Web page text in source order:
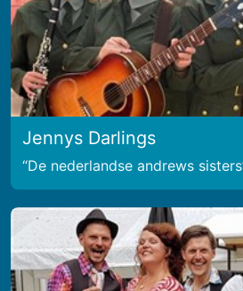
Jennys Darlings
De nederlandse andrews sisters